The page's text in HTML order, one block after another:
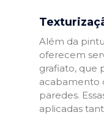
Além da
oferecem
grafiato, que
acabamento
paredes.
aplicadas